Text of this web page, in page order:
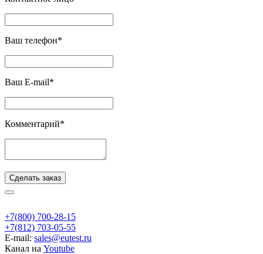
Ваш телефон*
Ваш E-mail*
Комментарий*
Сделать заказ
+7(800) 700-28-15
+7(812) 703-05-55
E-mail: sales@eutest.ru
Канал на Youtube